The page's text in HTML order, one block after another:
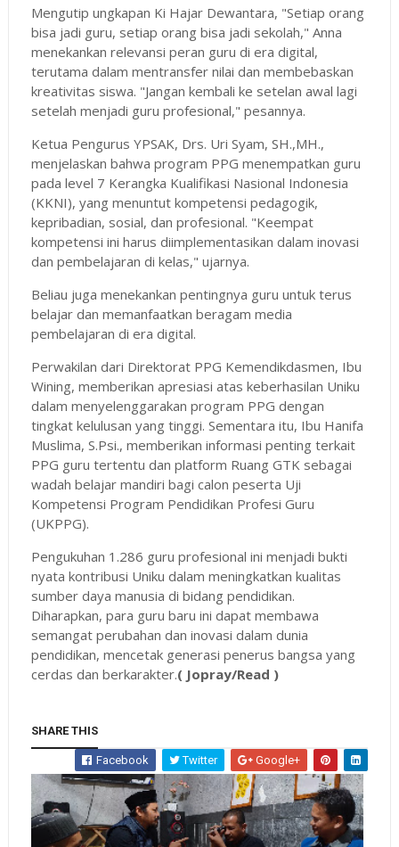
Mengutip ungkapan Ki Hajar Dewantara, "Setiap orang
bisa jadi guru, setiap orang bisa jadi sekolah," Anna
menekankan relevansi peran guru di era digital,
terutama dalam mentransfer nilai dan membebaskan
kreativitas siswa. "Jangan kembali ke setelan awal lagi
setelah menjadi guru profesional," pesannya.
Ketua Pengurus YPSAK, Drs. Uri Syam, SH.,MH.,
menjelaskan bahwa program PPG menempatkan guru
pada level 7 Kerangka Kualifikasi Nasional Indonesia
(KKNI), yang menuntut kompetensi pedagogik,
kepribadian, sosial, dan profesional. "Keempat
kompetensi ini harus diimplementasikan dalam inovasi
dan pembelajaran di kelas," ujarnya.
Beliau juga menekankan pentingnya guru untuk terus
belajar dan memanfaatkan beragam media
pembelajaran di era digital.
Perwakilan dari Direktorat PPG Kemendikdasmen, Ibu
Wining, memberikan apresiasi atas keberhasilan Uniku
dalam menyelenggarakan program PPG dengan
tingkat kelulusan yang tinggi. Sementara itu, Ibu Hanifa
Muslima, S.Psi., memberikan informasi penting terkait
PPG guru tertentu dan platform Ruang GTK sebagai
wadah belajar mandiri bagi calon peserta Uji
Kompetensi Program Pendidikan Profesi Guru
(UKPPG).
Pengukuhan 1.286 guru profesional ini menjadi bukti
nyata kontribusi Uniku dalam meningkatkan kualitas
sumber daya manusia di bidang pendidikan.
Diharapkan, para guru baru ini dapat membawa
semangat perubahan dan inovasi dalam dunia
pendidikan, mencetak generasi penerus bangsa yang
cerdas dan berkarakter.( Jopray/Read )
SHARE THIS
Facebook Twitter Google+